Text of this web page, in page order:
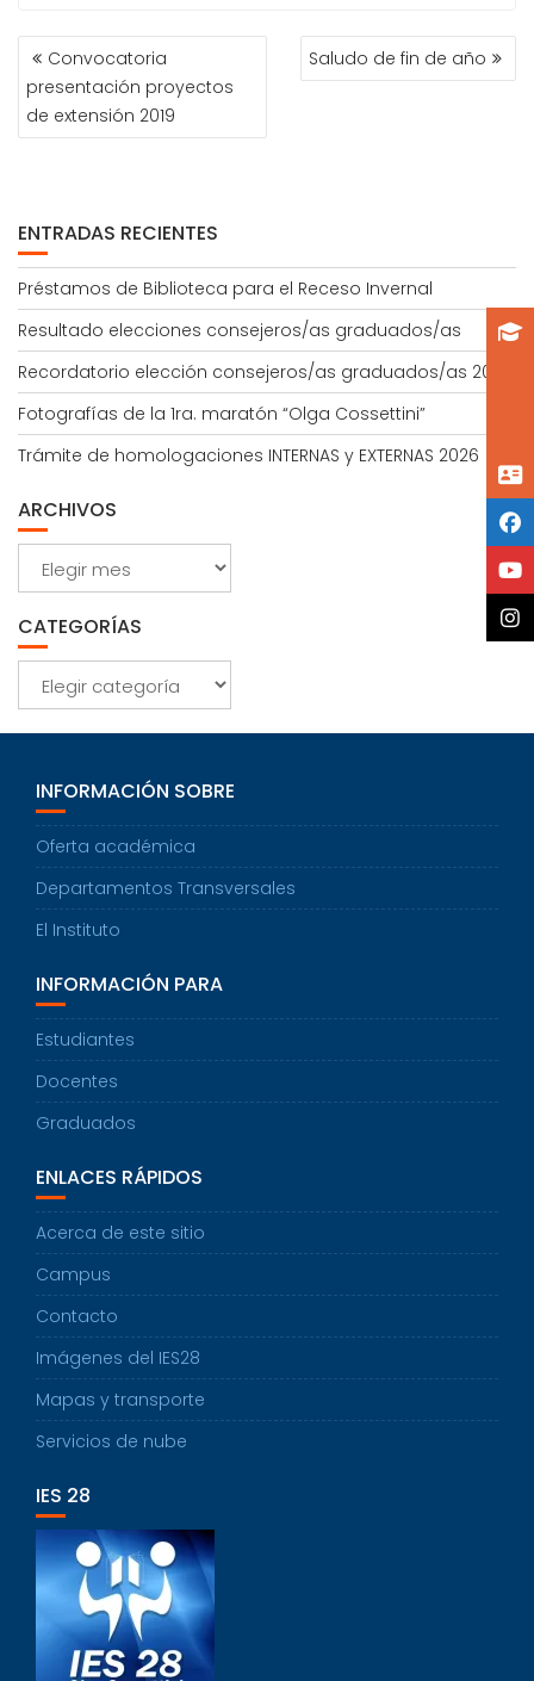
NAVEGACIÓN
DE
ENTRADAS
Convocatoria
presentación proyectos
de extensión 2019
Saludo de fin de año
ENTRADAS RECIENTES
Préstamos de Biblioteca para el Receso Invernal
Resultado elecciones consejeros/as graduados/as
Recordatorio elección consejeros/as graduados/as 2026
Fotografías de la 1ra. maratón “Olga Cossettini”
Trámite de homologaciones INTERNAS y EXTERNAS 2026
ARCHIVOS
Archivos
CATEGORÍAS
Categorías
INFORMACIÓN SOBRE
Oferta académica
Departamentos Transversales
El Instituto
INFORMACIÓN PARA
Estudiantes
Docentes
Graduados
ENLACES RÁPIDOS
Acerca de este sitio
Campus
Contacto
Imágenes del IES28
Mapas y transporte
Servicios de nube
IES 28